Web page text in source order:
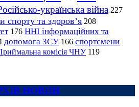
українська війна 227
спорту та здоров’я 208
176 ННІ інформаційних та
допомога ЗСУ 166 спортсмени
комісія ЧНУ 119
НОВИН